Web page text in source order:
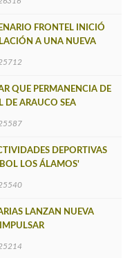
FRONTEL INICIÓ
A UNA NUEVA
QUE PERMANENCIA DE
DE ARAUCO SEA
DEPORTIVAS
LOS ÁLAMOS'
LANZAN NUEVA